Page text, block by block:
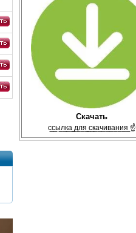
Скачать
с̲с̲ы̲л̲к̲а̲ ̲д̲л̲я̲ ̲с̲к̲а̲ч̲и̲в̲а̲н̲и̲я̲ ☝